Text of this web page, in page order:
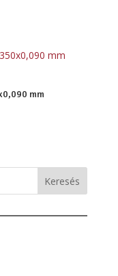
mm
Keresés